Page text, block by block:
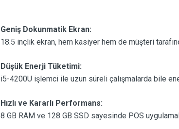
Geniş Dokunmatik Ekran:
18.5 inçlik ekran, hem kasiyer hem de müşteri
Düşük Enerji Tüketimi:
i5-4200U işlemci ile uzun süreli çalışmalarda bile
Hızlı ve Kararlı Performans:
8 GB RAM ve 128 GB SSD sayesinde POS